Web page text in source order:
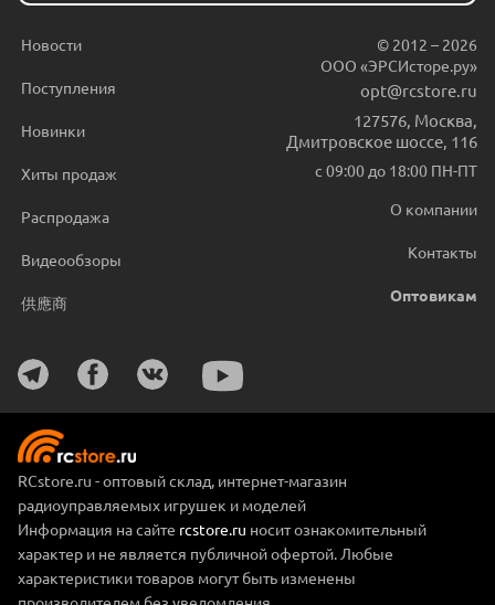
Новости
Поступления
Новинки
Хиты продаж
Распродажа
Видеообзоры
供應商
© 2012 – 2026
ООО «ЭРСИсторе.ру»
opt@rcstore.ru
127576 Москва
Дмитровское шоссе, 116
с 09:00 до 18:00 ПН-ПТ
О компании
Контакты
Оптовикам
RCstore.ru - оптовый склад, интернет-магазин
радиоуправляемых игрушек и моделей
Информация на сайте rcstore.ru носит ознакомительный
характер и не является публичной офертой. Любые
характеристики товаров могут быть изменены